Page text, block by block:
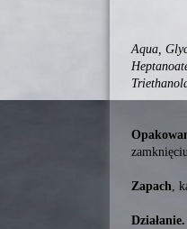
Aqua,
Zapach,
Działanie.